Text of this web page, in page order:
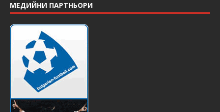
МЕДИЙНИ ПАРТНЬОРИ